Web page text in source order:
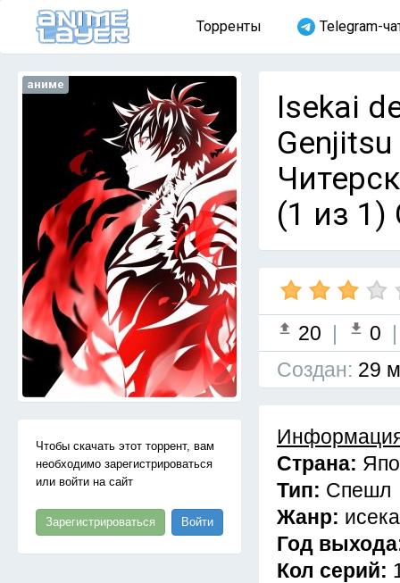
Торренты Telegram-
аниме
Чтобы скачать этот торрент, вам
необходимо зарегистрироваться
или войти на сайт
Зарегистрироваться Войти
Isekai
(1 из 1)
20 | 0
Cоздан: 29
Страна:
Тип: Спешл
Жанр:
Год
Кол серий: